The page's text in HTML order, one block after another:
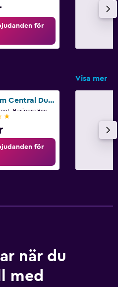
för
Visa mer
Millennium Central Dubai Downtown
för
när du
med